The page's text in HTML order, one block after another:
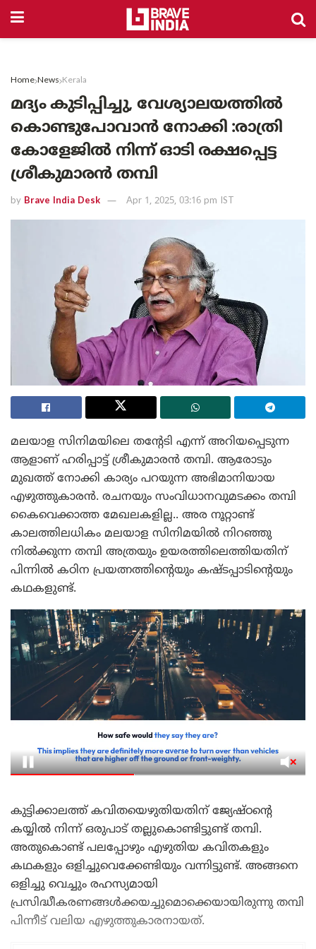
Home News Kerala
മദ്യം കുടിപ്പിച്ചു, വേശ്യാലയത്തിൽ
കൊണ്ടുപോവാൻ നോക്കി :രാത്രി
കോളേജിൽ നിന്ന് ഓടി രക്ഷപ്പെട്ട
ശ്രീകുമാരൻ തമ്പി
by Brave India Desk Apr 1, 2025, 03:16 pm IST
മലയാള സിനിമയിലെ തന്റേടി എന്ന് അറിയപ്പെടുന്ന
ആളാണ് ഹരിപ്പാട്ട് ശ്രീകുമാരൻ തമ്പി. ആരോടും
മുഖത്ത് നോക്കി കാര്യം പറയുന്ന അഭിമാനിയായ
എഴുത്തുകാരൻ. രചനയും സംവിധാനവുമടക്കം തമ്പി
കൈവെക്കാത്ത മേഖലകളില്ല.. അര നൂറ്റാണ്ട്
കാലത്തിലധികം മലയാള സിനിമയിൽ നിറഞ്ഞു
നിൽക്കുന്ന തമ്പി അത്രയും ഉയരത്തിലെത്തിയതിന്
പിന്നിൽ കഠിന പ്രയത്നത്തിന്റെയും കഷ്ടപ്പാടിന്റെയും
കഥകളുണ്ട്.
കുട്ടിക്കാലത്ത് കവിതയെഴുതിയതിന് ജ്യേഷ്ഠന്റെ
കയ്യിൽ നിന്ന് ഒരുപാട് തല്ലുകൊണ്ടിട്ടുണ്ട് തമ്പി.
അതുകൊണ്ട് പലപ്പോഴും എഴുതിയ കവിതകളും
കഥകളും ഒളിച്ചുവെക്കേണ്ടിയും വന്നിട്ടുണ്ട്. അങ്ങനെ
ഒളിച്ചു വെച്ചും രഹസ്യമായി
പ്രസിദ്ധീകരണങ്ങൾക്കയച്ചുമൊക്കെയായിരുന്നു തമ്പി
പിന്നീട് വലിയ എഴുത്തുകാരനായത്.